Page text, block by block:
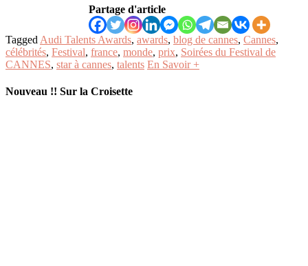
Partage d'article
Tagged Audi Talents Awards, awards, blog de cannes, Cannes,
célébrités, Festival, france, monde, prix, Soirées du Festival de
CANNES, star à cannes, talents En Savoir +
Nouveau !! Sur la Croisette